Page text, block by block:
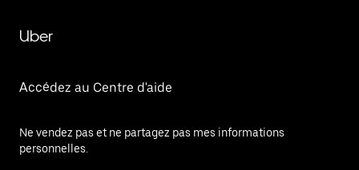
Uber
Accédez au Centre d'aide
Ne vendez pas et ne partagez pas mes informations
personnelles.